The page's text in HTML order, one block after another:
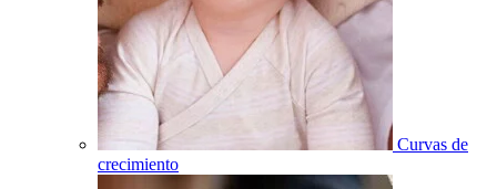
Curvas de
crecimiento